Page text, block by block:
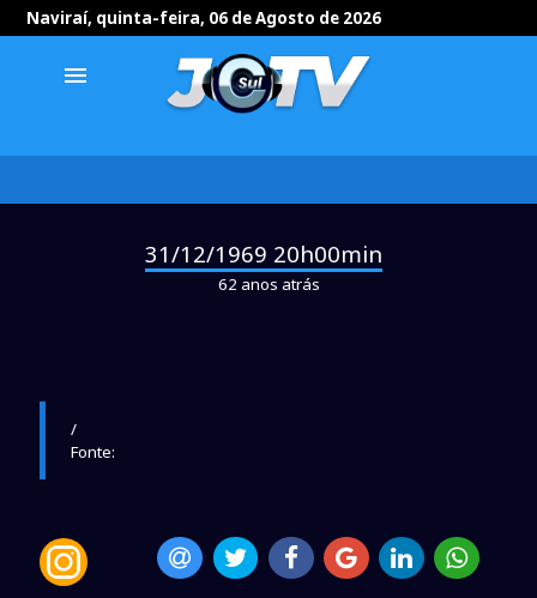
Naviraí, quinta-feira, 06 de Agosto de 2026
menu
31/12/1969 20h00min
62 anos atrás
/
Fonte: